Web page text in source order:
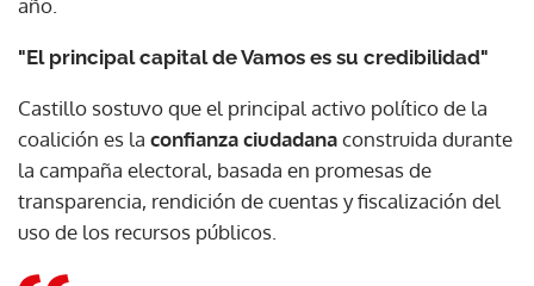
año.
"El principal capital de Vamos es su credibilidad"
Castillo sostuvo que el principal activo político de la
coalición es la confianza ciudadanaconstruida durante
la campaña electoral, basada en promesas de
transparencia, rendición de cuentas y fiscalización del
uso de los recursos públicos.